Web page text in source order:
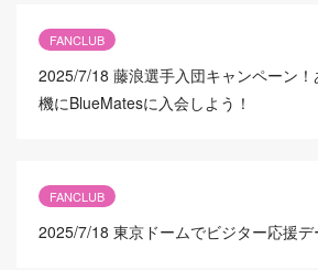
FANCLUB
2025/7/18 藤浪選手入団キャンペーン
機にBlueMatesに入会しよう！
FANCLUB
2025/7/18 東京ドームでビジター応援デ